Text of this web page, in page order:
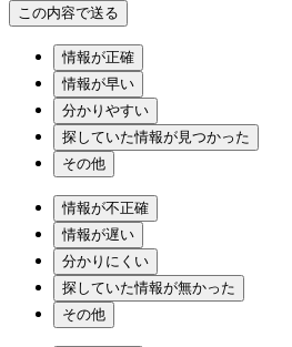
情報が正確
情報が早い
分かりやすい
探していた情報が見つかった
その他
情報が不正確
情報が遅い
分かりにくい
探していた情報が無かった
その他